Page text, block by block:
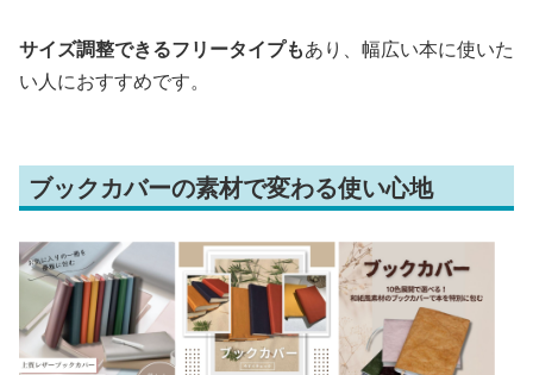
サイズ調整できるフリータイプもあり、幅広い本に使いた
い人におすすめです。
ブックカバーの素材で変わる使い心地